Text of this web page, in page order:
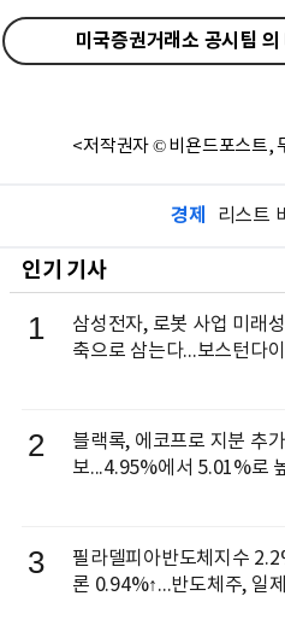
미국증권거래소 공시팀 의
<저작권자 © 비욘드포스트,
경제 리스트
인기 기사
1
삼성전자, 로봇 사업 미래
축으로 삼는다...보스턴다
2
블랙록, 에코프로 지분 추
보...4.95%에서 5.01%로
3
필라델피아반도체지수
론 0.94%↑...반도체주, 일